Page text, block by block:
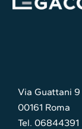
Via Guattani 9
00161 Roma
Tel. 06844391